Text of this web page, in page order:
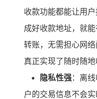
收款功能都能让用
成好收款地址，就
转账，无需担心网络
真正实现了随时随地
隐私性强：离
户的交易信息不会